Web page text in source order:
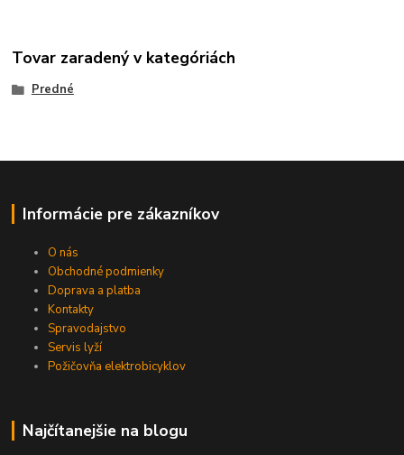
Tovar zaradený v kategóriách
Predné
Informácie pre zákazníkov
O nás
Obchodné podmienky
Doprava a platba
Kontakty
Spravodajstvo
Servis lyží
Požičovňa elektrobicyklov
Najčítanejšie na blogu